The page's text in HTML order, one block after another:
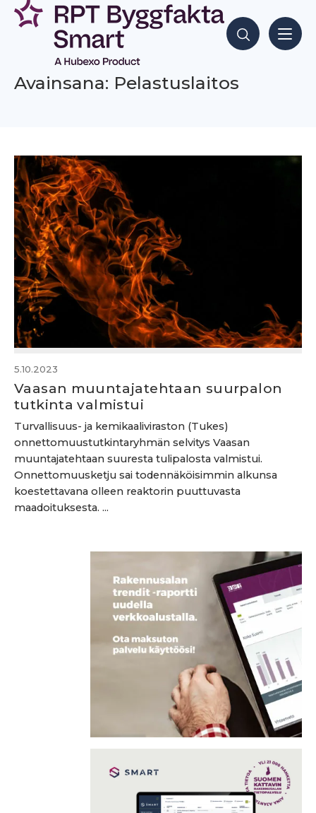
Siirry
sisältöön
Hae sisältöjä
Avainsana: Pelastuslaitos
5.10.2023
Vaasan muuntajatehtaan suurpalon
tutkinta valmistui
Turvallisuus- ja kemikaaliviraston (Tukes)
onnettomuustutkintaryhmän selvitys Vaasan
muuntajatehtaan suuresta tulipalosta valmistui.
Onnettomuusketju sai todennäköisimmin alkunsa
koestettavana olleen reaktorin puuttuvasta
maadoituksesta. ...